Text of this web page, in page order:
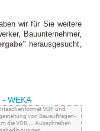
wir für Sie weitere
Bauunternehmer,
herausgesucht,
WEKA
VOFund
von Bauaufträgen-
die VOB ... Ausschreiben